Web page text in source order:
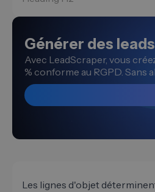
Générer des
Avec LeadScraper, vous
% conforme au RGPD. Sans
Les lignes d'objet